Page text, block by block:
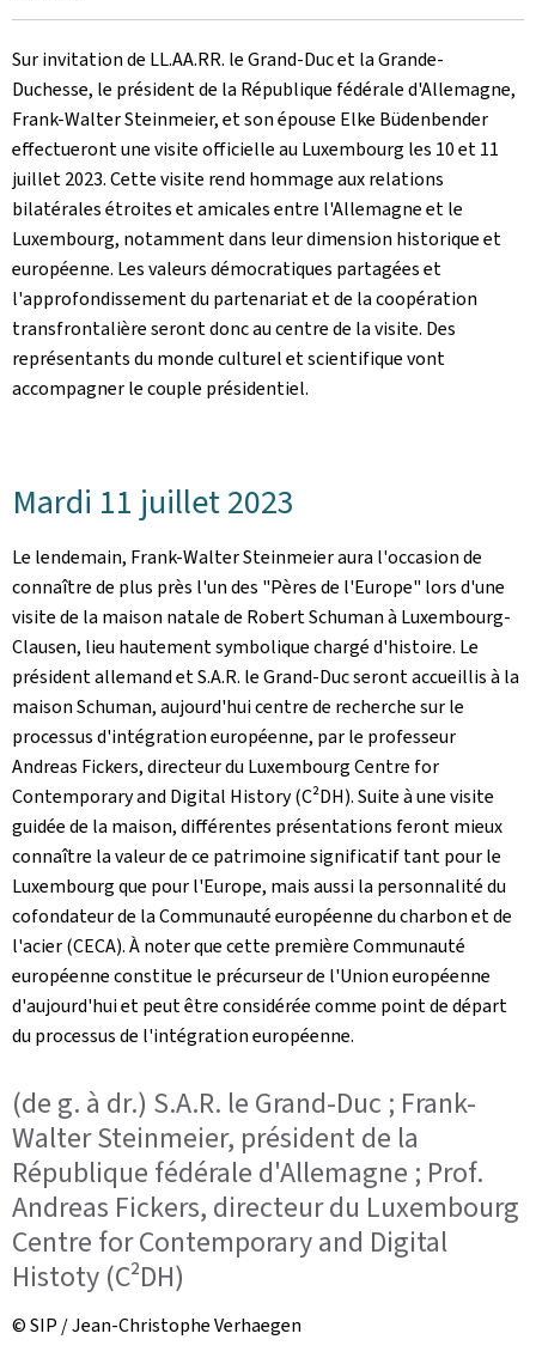
le
Sur invitation de LL.AA.RR. le Grand-Duc et la Grande-
Duchesse, le président de la République fédérale d'Allemagne,
Frank-Walter Steinmeier, et son épouse Elke Büdenbender
effectueront une visite officielle au Luxembourg les 10 et 11
juillet 2023. Cette visite rend hommage aux relations
bilatérales étroites et amicales entre l'Allemagne et le
Luxembourg, notamment dans leur dimension historique et
européenne. Les valeurs démocratiques partagées et
l'approfondissement du partenariat et de la coopération
transfrontalière seront donc au centre de la visite. Des
représentants du monde culturel et scientifique vont
accompagner le couple présidentiel.
Mardi 11 juillet 2023
Le lendemain, Frank-Walter Steinmeier aura l'occasion de
connaître de plus près l'un des "Pères de l'Europe" lors d'une
visite de la maison natale de Robert Schuman à Luxembourg-
Clausen, lieu hautement symbolique chargé d'histoire. Le
président allemand et S.A.R. le Grand-Duc seront accueillis à la
maison Schuman, aujourd'hui centre de recherche sur le
processus d'intégration européenne, par le professeur
Andreas Fickers, directeur du Luxembourg Centre for
Contemporary and Digital History (C²DH). Suite à une visite
guidée de la maison, différentes présentations feront mieux
connaître la valeur de ce patrimoine significatif tant pour le
Luxembourg que pour l'Europe, mais aussi la personnalité du
cofondateur de la Communauté européenne du charbon et de
l'acier (CECA). À noter que cette première Communauté
européenne constitue le précurseur de l'Union européenne
d'aujourd'hui et peut être considérée comme point de départ
du processus de l'intégration européenne.
(de g. à dr.) S.A.R. le Grand-Duc ; Frank-
Walter Steinmeier, président de la
République fédérale d'Allemagne ; Prof.
Andreas Fickers, directeur du Luxembourg
Centre for Contemporary and Digital
Histoty (C²DH)
© SIP / Jean-Christophe Verhaegen